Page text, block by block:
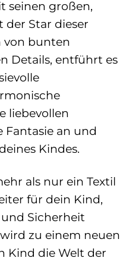
seinen großen,
der Star dieser
von bunten
Details, entführt es
liebevollen
Fantasie an und
Kindes.
als nur ein Textil
für dein Kind,
Sicherheit
zu einem neuen
Kind die Welt der